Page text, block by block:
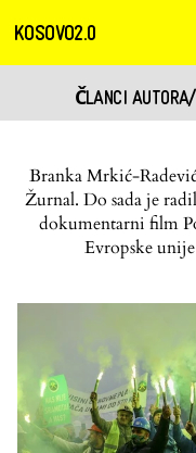
KOSOVO2.0
ČLANCI
Branka Mrkić-
Žurnal. Do sada je
dokumentarni film
Evropske